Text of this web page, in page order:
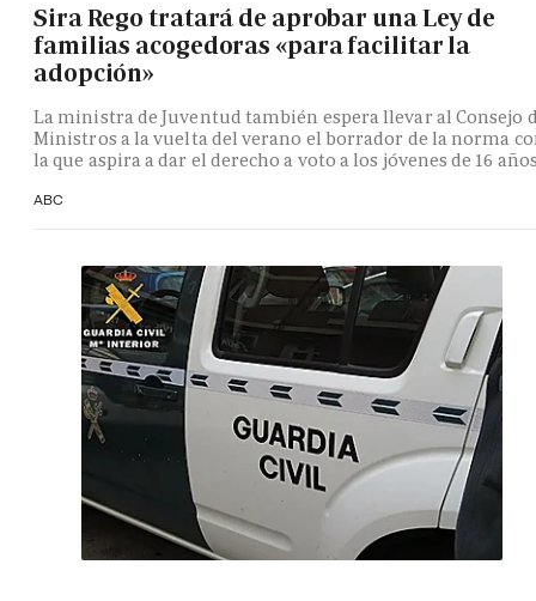
Sira Rego tratará de aprobar una Ley de
familias acogedoras «para facilitar la
adopción»
La ministra de Juventud también espera llevar al Consejo
Ministros a la vuelta del verano el borrador de la norma
la que aspira a dar el derecho a voto a los jóvenes de 16
ABC